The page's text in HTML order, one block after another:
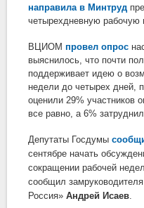
направила в Минтруд
четырехдневную рабочую
ВЦИОМ провел опрос
выяснилось, что почти
поддерживает идею о
недели до четырех дней,
оценили 29% участников
все равно, а 6%
Депутаты Госдумы
сентябре начать
сокращении рабочей
сообщил
Россия» Андрей Исаев